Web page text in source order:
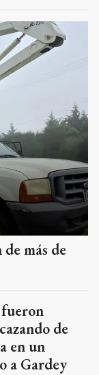
más de
de
en un
a Gardey